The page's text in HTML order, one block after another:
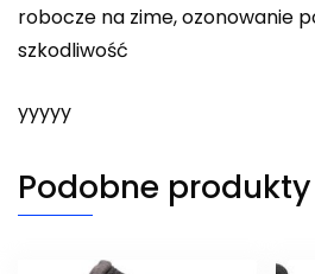
robocze na zime, ozonowanie
szkodliwość
yyyyy
Podobne produkty